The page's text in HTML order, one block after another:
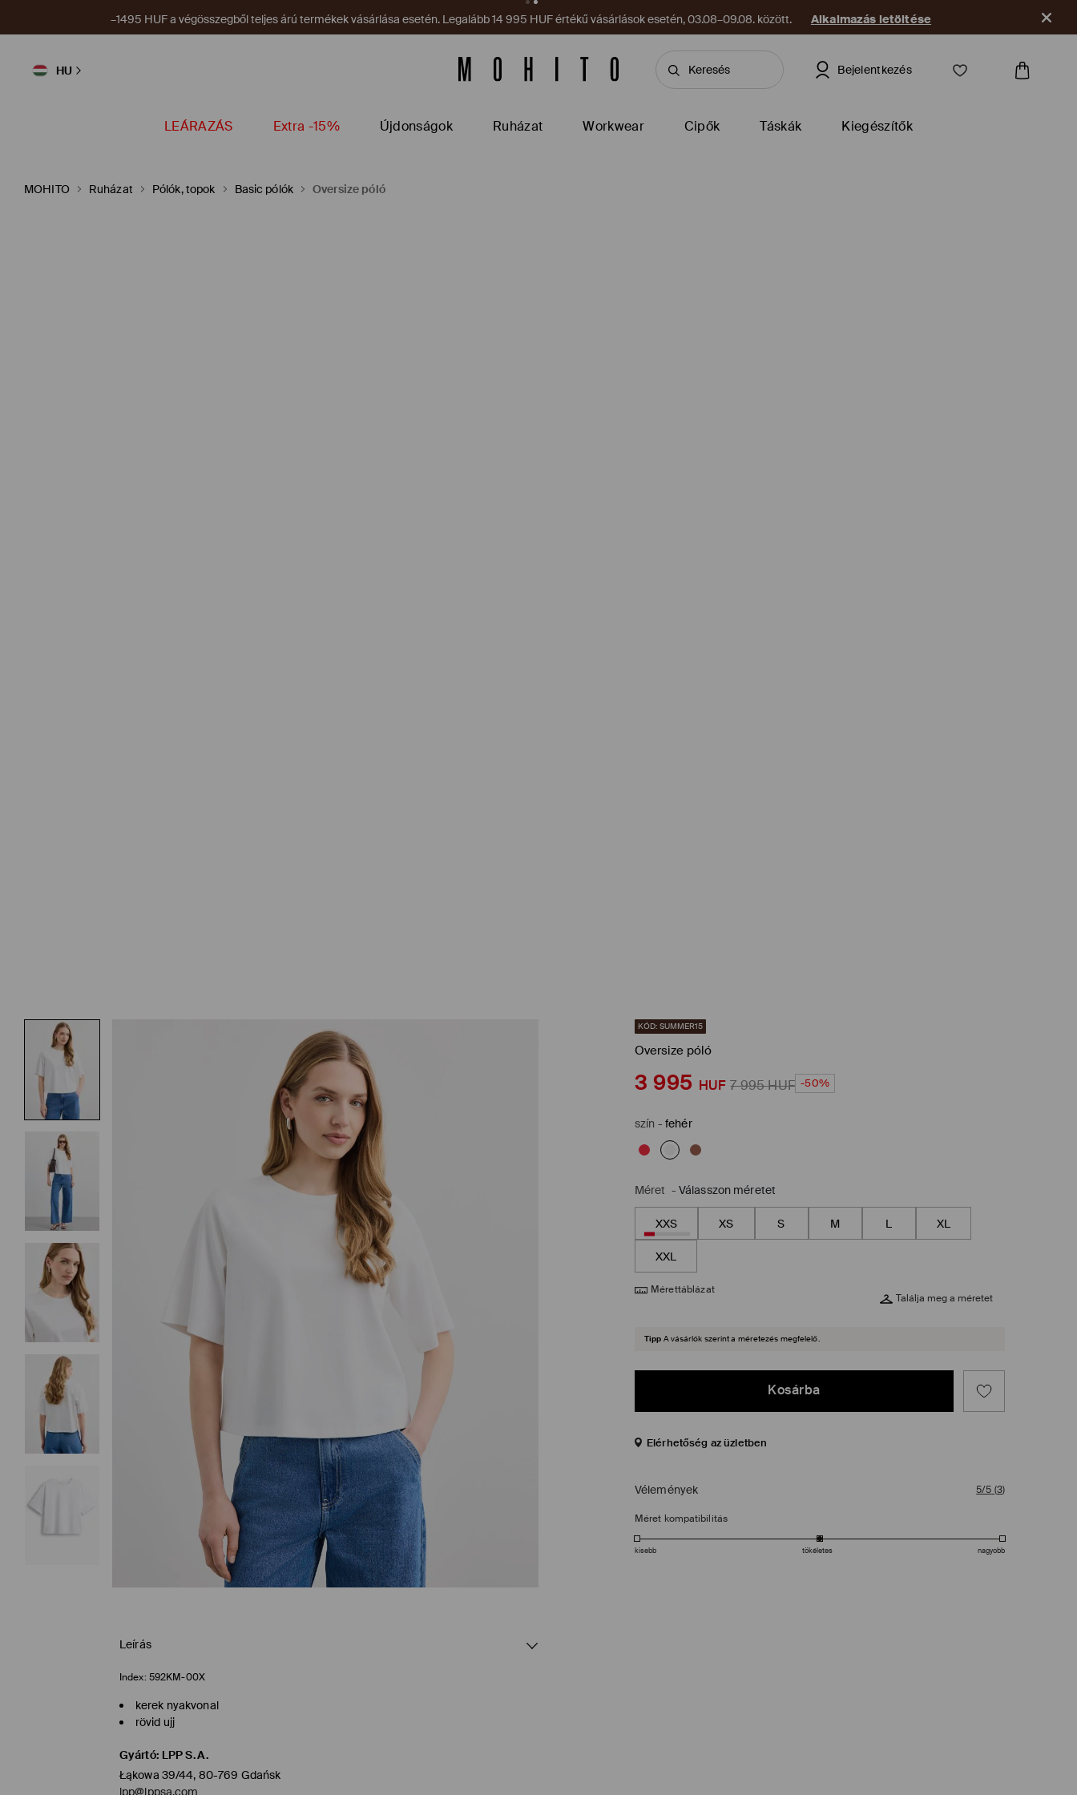
–1495 HUF a végösszegből teljes árú termékek vásárlása esetén. Legalább 14 995 HUF értékű vásárlások esetén, 03.08–09.08. között. Alkalmazás letöltése
HU Bejelentkezés
LEÁRAZÁS Extra -15% Újdonságok Ruházat Workwear Cipők Táskák Kiegészítők
MOHITO Ruházat Pólók, topok Basic pólók Oversize póló
KÓD: SUMMER15
Oversize póló
3 995 HUF 7 995HUF -50%
szín - fehér
Méret - Válasszon méretet
XXS XS S M L XL
XXL
Mérettáblázat
Találja meg a méretet
Tipp A vásárlók szerint a méretezés megfelelő.
Kosárba
Elérhetőség az üzletben
Vélemények 5/5 (3)
Méret kompatibilitás
kisebb tökéletes nagyobb
Leírás
Index: 592KM-00X
kerek nyakvonal
rövid ujj
Gyártó: LPP S.A.
Łąkowa 39/44, 80-769 Gdańsk
lpp@lppsa.com